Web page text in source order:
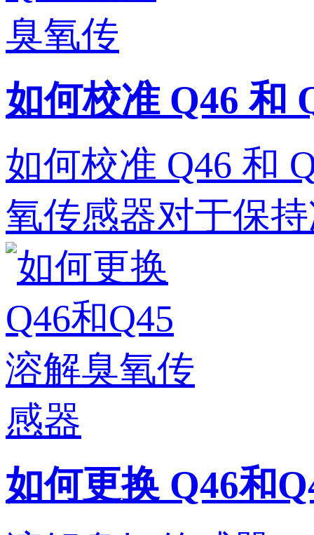
如何校准 Q46 和
如何校准 Q46 和
氧传感器对于保
如何更换 Q46和